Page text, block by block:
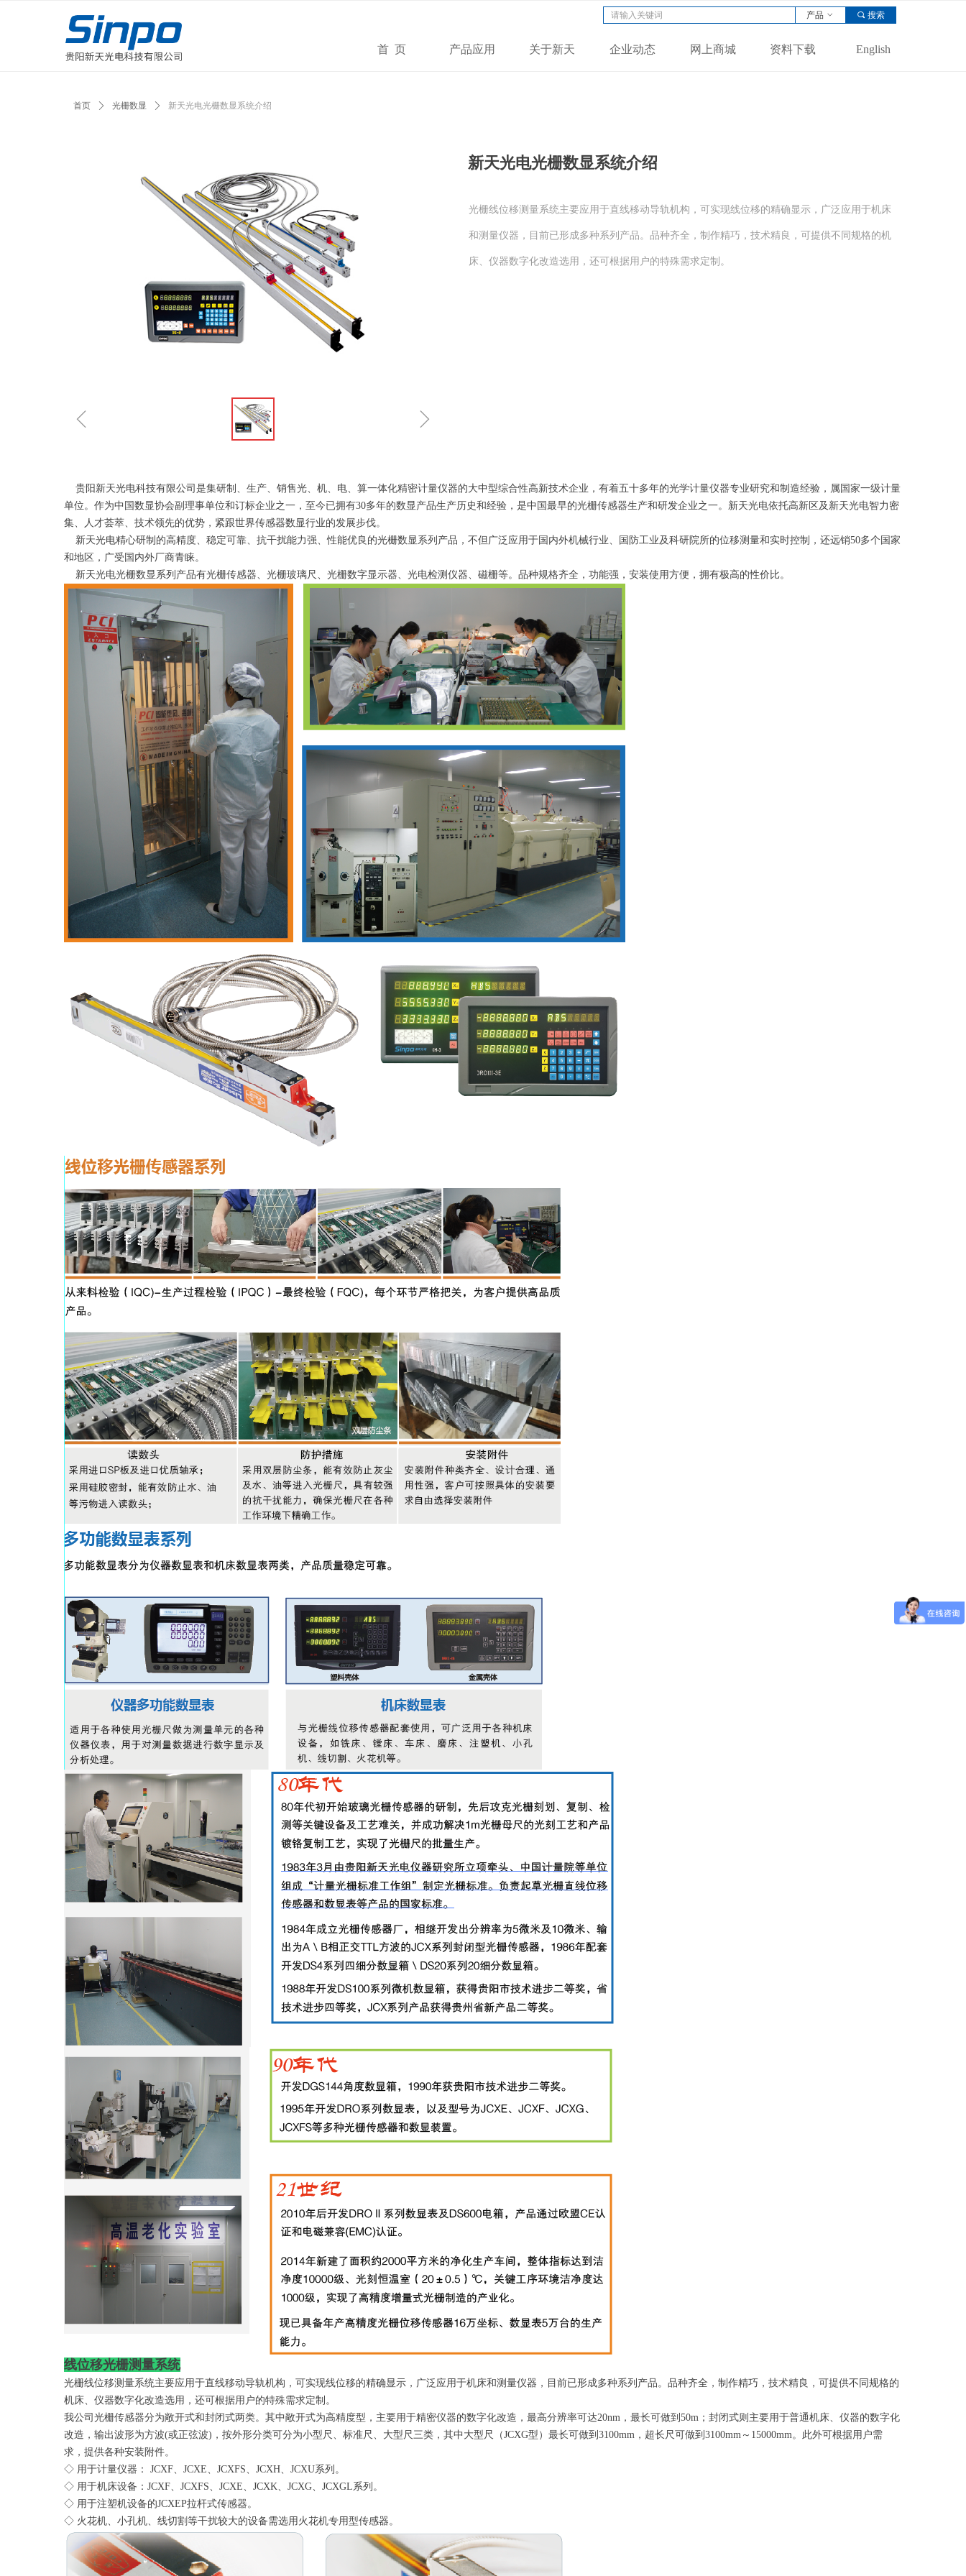
끠 搜索
产品 ꀁ
首 页 产品应用 关于新天 企业动态 网上商城 资料下载 English
首页 ꄲ 光栅数显 ꄲ 新天光电光栅数显系统介绍
ꁆ ꁇ
新天光电光栅数显系统介绍
光栅线位移测量系统主要应用于直线移动导轨机构，可实现线位移的精确显示，广泛应用于机床
和测量仪器，目前已形成多种系列产品。品种齐全，制作精巧，技术精良，可提供不同规格的机
床、仪器数字化改造选用，还可根据用户的特殊需求定制。
贵阳新天光电科技有限公司是集研制、生产、销售光、机、电、算一体化精密计量仪器的大中型综合性高新技术企业，有着五十多年的光学计量仪器专业研究和制造经验，属国家一级计量
单位。作为中国数显协会副理事单位和订标企业之一，至今已拥有30多年的数显产品生产历史和经验，是中国最早的光栅传感器生产和研发企业之一。新天光电依托高新区及新天光电智力密
集、人才荟萃、技术领先的优势，紧跟世界传感器数显行业的发展步伐。
新天光电精心研制的高精度、稳定可靠、抗干扰能力强、性能优良的光栅数显系列产品，不但广泛应用于国内外机械行业、国防工业及科研院所的位移测量和实时控制，还远销50多个国家
和地区，广受国内外厂商青睐。
新天光电光栅数显系列产品有光栅传感器、光栅玻璃尺、光栅数字显示器、光电检测仪器、磁栅等。品种规格齐全，功能强，安装使用方便，拥有极高的性价比。
线位移光栅测量系统
光栅线位移测量系统主要应用于直线移动导轨机构，可实现线位移的精确显示，广泛应用于机床和测量仪器，目前已形成多种系列产品。品种齐全，制作精巧，技术精良，可提供不同规格的
机床、仪器数字化改造选用，还可根据用户的特殊需求定制。
我公司光栅传感器分为敞开式和封闭式两类。其中敞开式为高精度型，主要用于精密仪器的数字化改造，最高分辨率可达20nm，最长可做到50m；封闭式则主要用于普通机床、仪器的数字化
改造，输出波形为方波(或正弦波)，按外形分类可分为小型尺、标准尺、大型尺三类，其中大型尺（JCXG型）最长可做到3100mm，超长尺可做到3100mm～15000mm。此外可根据用户需
求，提供各种安装附件。
◇ 用于计量仪器： JCXF、JCXE、JCXFS、JCXH、JCXU系列。
◇ 用于机床设备：JCXF、JCXFS、JCXE、JCXK、JCXG、JCXGL系列。
◇ 用于注塑机设备的JCXEP拉杆式传感器。
◇ 火花机、小孔机、线切割等干扰较大的设备需选用火花机专用型传感器。